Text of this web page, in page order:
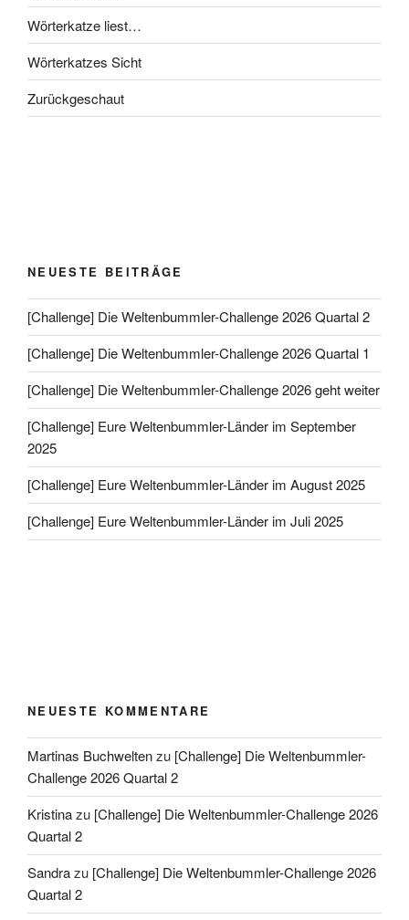
Wörterkatze liest…
Wörterkatzes Sicht
Zurückgeschaut
NEUESTE BEITRÄGE
[Challenge] Die Weltenbummler-Challenge 2026 Quartal 2
[Challenge] Die Weltenbummler-Challenge 2026 Quartal 1
[Challenge] Die Weltenbummler-Challenge 2026 geht weiter
[Challenge] Eure Weltenbummler-Länder im September
2025
[Challenge] Eure Weltenbummler-Länder im August 2025
[Challenge] Eure Weltenbummler-Länder im Juli 2025
NEUESTE KOMMENTARE
Martinas Buchweltenzu [Challenge] Die Weltenbummler-
Challenge 2026 Quartal 2
Kristinazu [Challenge] Die Weltenbummler-Challenge 2026
Quartal 2
Sandrazu [Challenge] Die Weltenbummler-Challenge 2026
Quartal 2